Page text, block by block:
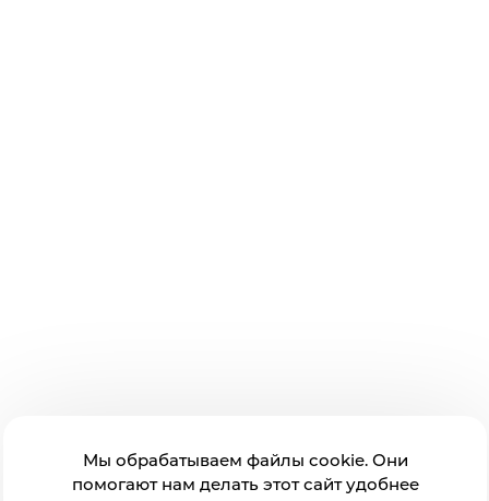
Мы обрабатываем файлы cookie. Они
помогают нам делать этот сайт удобнее